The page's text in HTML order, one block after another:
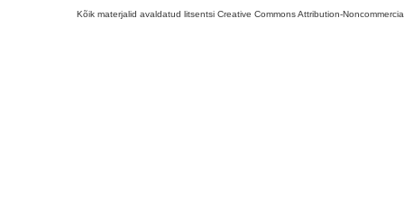
Kõik materjalid avaldatud litsentsi Creative Commons Attribution-